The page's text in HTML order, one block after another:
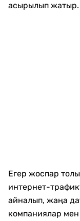
асырылып жатыр.
Егер жоспар
интернет-
айналып, жаңа
компаниялар